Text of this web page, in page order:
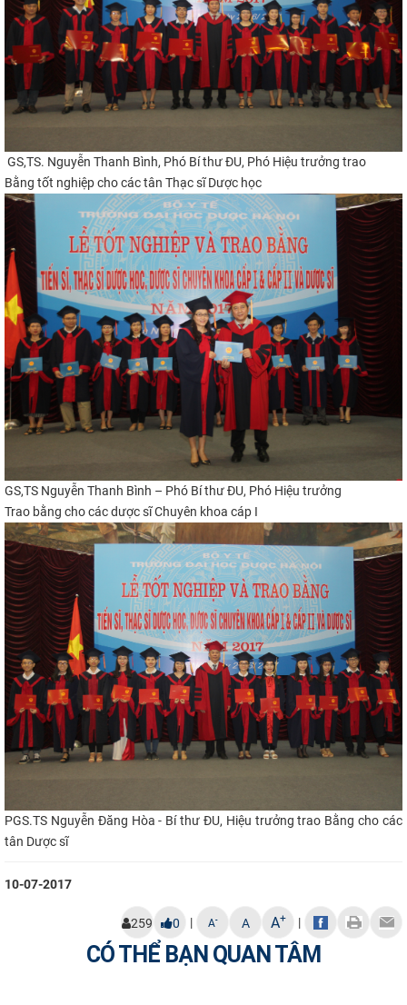
GS,TS. Nguyễn Thanh Bình, Phó Bí thư ĐU, Phó Hiệu trưởng trao
Bằng tốt nghiệp cho các tân Thạc sĩ Dược học
GS,TS Nguyễn Thanh Bình – Phó Bí thư ĐU, Phó Hiệu trưởng
Trao bằng cho các dược sĩ Chuyên khoa cáp I
PGS.TS Nguyễn Đăng Hòa - Bí thư ĐU, Hiệu trưởng trao Bằng cho các
tân Dược sĩ
10-07-2017
259 0 | A- A A+ |
CÓ THỂ BẠN QUAN TÂM